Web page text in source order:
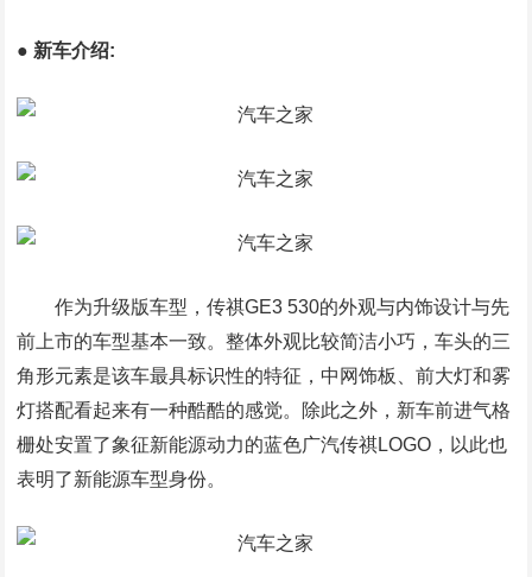
● 新车介绍:
作为升级版车型，传祺GE3 530的外观与内饰设计与先
前上市的车型基本一致。整体外观比较简洁小巧，车头的三
角形元素是该车最具标识性的特征，中网饰板、前大灯和雾
灯搭配看起来有一种酷酷的感觉。除此之外，新车前进气格
栅处安置了象征新能源动力的蓝色广汽传祺LOGO，以此也
表明了新能源车型身份。